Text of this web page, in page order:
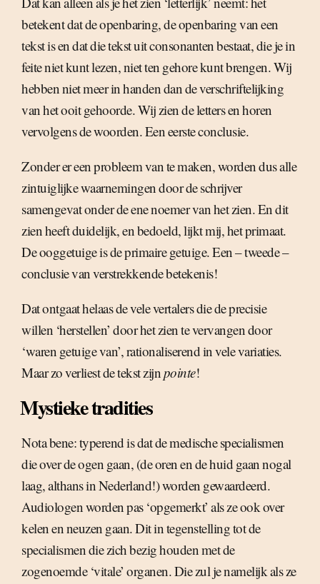
betekent dat de openbaring, de openbaring van een
tekst is en dat die tekst uit consonanten bestaat, die je in
feite niet kunt lezen, niet ten gehore kunt brengen. Wij
hebben niet meer in handen dan de verschriftelijking
van het ooit gehoorde. Wij zien de letters en horen
vervolgens de woorden. Een eerste conclusie.
Zonder er een probleem van te maken, worden dus alle
zintuiglijke waarnemingen door de schrijver
samengevat onder de ene noemer van het zien. En dit
zien heeft duidelijk, en bedoeld, lijkt mij, het primaat.
De ooggetuige is de primaire getuige. Een – tweede –
conclusie van verstrekkende betekenis!
Dat ontgaat helaas de vele vertalers die de precisie
willen ‘herstellen’ door het zien te vervangen door
‘waren getuige van’, rationaliserend in vele variaties.
Maar zo verliest de tekst zijn pointe!
Mystieke tradities
Nota bene: typerend is dat de medische specialismen
die over de ogen gaan, (de oren en de huid gaan nogal
laag, althans in Nederland!) worden gewaardeerd.
Audiologen worden pas ‘opgemerkt’ als ze ook over
kelen en neuzen gaan. Dit in tegenstelling tot de
specialismen die zich bezig houden met de
zogenoemde ‘vitale’ organen. Die zul je namelijk als ze